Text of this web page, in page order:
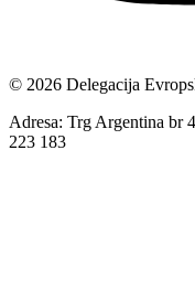
© 2026 Delegacija
Adresa: Trg Argentina br
223 183